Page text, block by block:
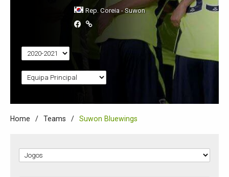
Rep. Coreia - Suwon
Home Teams Suwon Bluewings